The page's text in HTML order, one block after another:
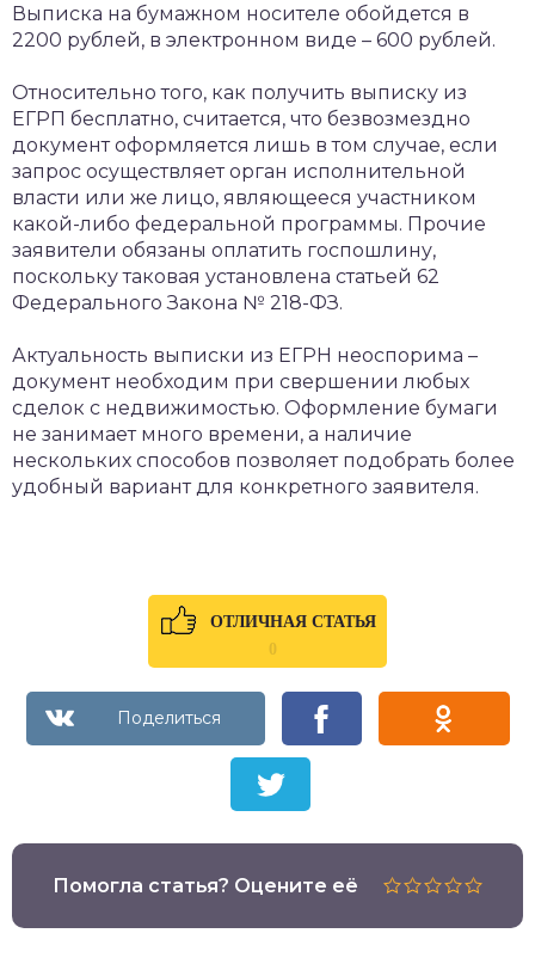
Выписка на бумажном носителе обойдется в
2200 рублей, в электронном виде – 600 рублей.
Относительно того, как получить выписку из
ЕГРП бесплатно, считается, что безвозмездно
документ оформляется лишь в том случае, если
запрос осуществляет орган исполнительной
власти или же лицо, являющееся участником
какой-либо федеральной программы. Прочие
заявители обязаны оплатить госпошлину,
поскольку таковая установлена статьей 62
Федерального Закона № 218-ФЗ.
Актуальность выписки из ЕГРН неоспорима –
документ необходим при свершении любых
сделок с недвижимостью. Оформление бумаги
не занимает много времени, а наличие
нескольких способов позволяет подобрать более
удобный вариант для конкретного заявителя.
ОТЛИЧНАЯ СТАТЬЯ
0
Помогла статья? Оцените её